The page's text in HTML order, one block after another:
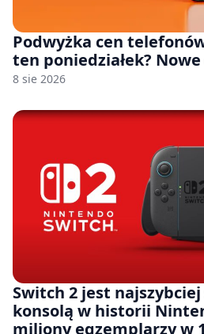
Podwyżka cen
ten poniedziałek?
8 sie 2026
Switch 2 jest
konsolą w historii
miliony egzemplarzy w